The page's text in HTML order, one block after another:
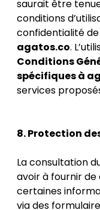
saurait être
conditions
confidentialité
agatos.co.
Conditions
spécifiques à
services
8. Protection
La consultation
avoir à fournir de
certaines
via des